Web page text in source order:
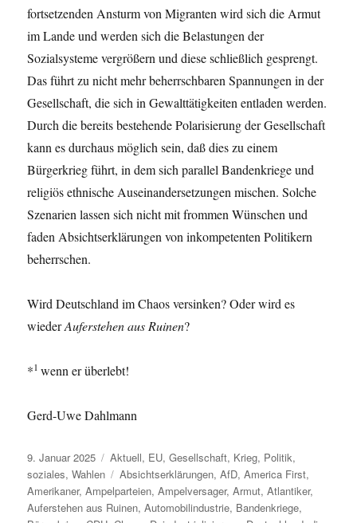
fortsetzenden Ansturm von Migranten wird sich die Armut
im Lande und werden sich die Belastungen der
Sozialsysteme vergrößern und diese schließlich gesprengt.
Das führt zu nicht mehr beherrschbaren Spannungen in der
Gesellschaft, die sich in Gewalttätigkeiten entladen werden.
Durch die bereits bestehende Polarisierung der Gesellschaft
kann es durchaus möglich sein, daß dies zu einem
Bürgerkrieg führt, in dem sich parallel Bandenkriege und
religiös ethnische Auseinandersetzungen mischen. Solche
Szenarien lassen sich nicht mit frommen Wünschen und
faden Absichtserklärungen von inkompetenten Politikern
beherrschen.
Wird Deutschland im Chaos versinken? Oder wird es
wiederAuferstehen aus Ruinen?
*1wenn er überlebt!
Gerd-Uwe Dahlmann
Veröffentlicht
am
9. Januar 2025 Kategorien
Aktuell, EU,Gesellschaft, Krieg, Politik,
soziales,Wahlen Schlagwörter
Absichtserklärungen,AfD,America First,
Amerikaner,Ampelparteien,Ampelversager,Armut,Atlantiker,
Auferstehen aus Ruinen,Automobilindustrie, Bandenkriege,